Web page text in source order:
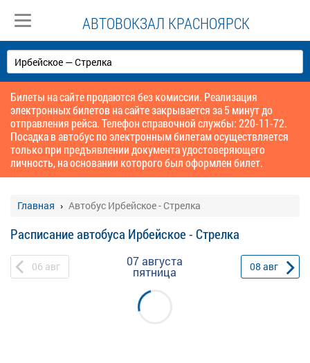
АВТОВОКЗАЛ КРАСНОЯРСК
Билеты на сайте продаются без комиссии. Реализация
электронных билетов на сайте закрывается за 5 минут до
отправления рейса. Телефон справочной службы: 220-11-72.
Посадка в автобус по электронным билетам осуществляется
только при предъявлении документа удостоверяющего
личность, на основании которого был оформлен билет.
Главная Автобус Ирбейское - Стрелка
Расписание автобуса Ирбейское - Стрелка
06 авг 07 августа
пятница 08 авг